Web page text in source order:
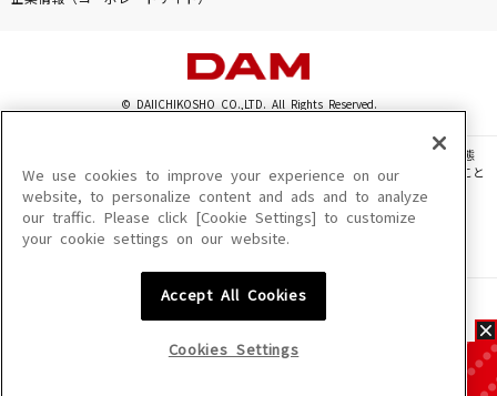
© DAIICHIKOSHO CO.,LTD. All Rights Reserved.
このサイトに掲載されている一切の文章・画像・写真・動画・音声等を、手段や形態
を問わず、著作権法の定める範囲を超えて無断で複製、転載、ファイル化などすること
を禁じます。
楽曲及びコンテンツは、機種によりご利用いただけない場合があります。
楽曲及びコンテンツの配信日、配信内容が変更になる場合があります。
We use cookies to improve your experience on our
website, to personalize content and ads and to analyze
our traffic. Please click [Cookie Settings] to customize
your cookie settings on our website.
Accept All Cookies
Cookies Settings